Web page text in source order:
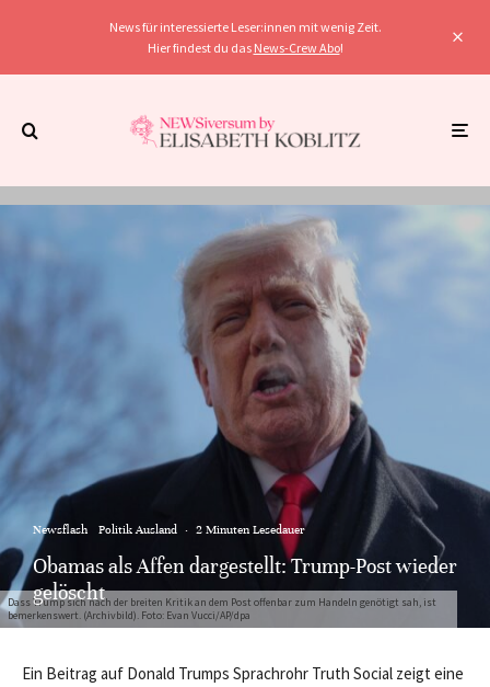
News für interessierte Leser:innen mit wenig Zeit.
Hier findest du das News-Crew Abo!
Dass Trump sich nach der breiten Kritik an dem Post offenbar zum Handeln genötigt sah, ist
bemerkenswert. (Archivbild). Foto: Evan Vucci/AP/dpa
Newsflash Politik Ausland · 2 Minuten Lesedauer
Obamas als Affen dargestellt: Trump-Post wieder
gelöscht
Ein Beitrag auf Donald Trumps Sprachrohr Truth Social zeigt eine